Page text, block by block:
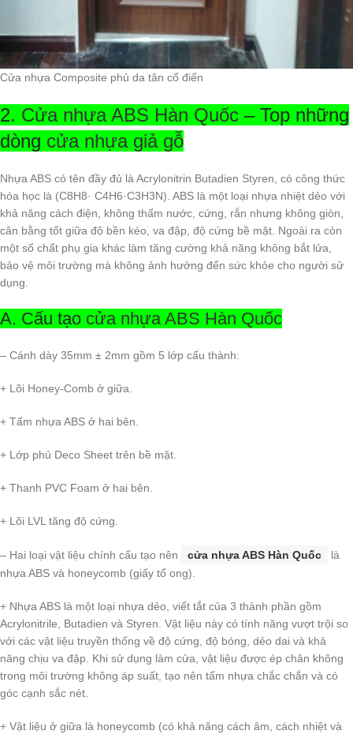
Cửa nhựa Composite phủ da tân cổ điển
2. Cửa nhựa ABS Hàn Quốc – Top những
dòng cửa nhựa giả gỗ
Nhựa ABS có tên đầy đủ là Acrylonitrin Butadien Styren, có công thức
hóa học là (C8H8· C4H6·C3H3N). ABS là một loại nhựa nhiệt dẻo với
khả năng cách điện, không thấm nước, cứng, rắn nhưng không giòn,
cân bằng tốt giữa độ bền kéo, va đập, độ cứng bề mặt. Ngoài ra còn
một số chất phụ gia khác làm tăng cường khả năng không bắt lửa,
bảo vệ môi trường mà không ảnh hưởng đến sức khỏe cho người sử
dụng.
A. Cấu tạo cửa nhựa ABS Hàn Quốc
– Cánh dày 35mm ± 2mm gồm 5 lớp cấu thành:
+ Lõi Honey-Comb ở giữa.
+ Tấm nhựa ABS ở hai bên.
+ Lớp phủ Deco Sheet trên bề mặt.
+ Thanh PVC Foam ở hai bên.
+ Lõi LVL tăng độ cứng.
– Hai loại vật liệu chính cấu tạo nên cửa nhựa ABS Hàn Quốc
là
nhựa ABS và honeycomb (giấy tổ ong).
+ Nhựa ABS là một loại nhựa dẻo, viết tắt của 3 thành phần gồm
Acrylonitrile, Butadien và Styren. Vật liệu này có tính năng vượt trội so
với các vật liệu truyền thống về độ cứng, độ bóng, dẻo dai và khả
năng chịu va đập. Khi sử dụng làm cửa, vật liệu được ép chân không
trong môi trường không áp suất, tạo nên tấm nhựa chắc chắn và có
góc cạnh sắc nét.
+ Vật liệu ở giữa là honeycomb (có khả năng cách âm, cách nhiệt và